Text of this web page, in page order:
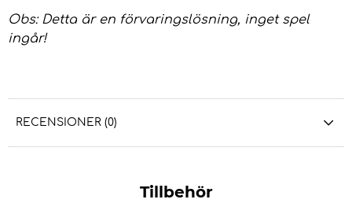
Obs: Detta är en förvaringslösning, inget spel
ingår!
RECENSIONER (0)
Tillbehör